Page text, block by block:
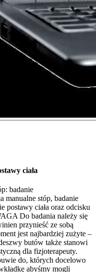
ciała
badanie
manualne stóp, badanie
postawy ciała oraz odcisku
Do badania należy się
przynieść ze sobą
jest najbardziej zużyte –
butów także stanowi
dla fizjoterapeuty.
do, których docelowo
abyśmy mogli